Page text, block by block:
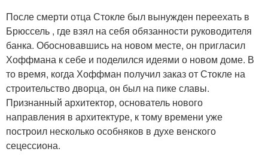
После смерти отца Стокле был вынужден переехать в
Брюссель , где взял на себя обязанности руководителя
банка. Обосновавшись на новом месте, он пригласил
Хоффмана к себе и поделился идеями о новом доме. В
то время, когда Хоффман получил заказ от Стокле на
строительство дворца, он был на пике славы.
Признанный архитектор, основатель нового
направления в архитектуре, к тому времени уже
построил несколько особняков в духе венского
сецессиона.